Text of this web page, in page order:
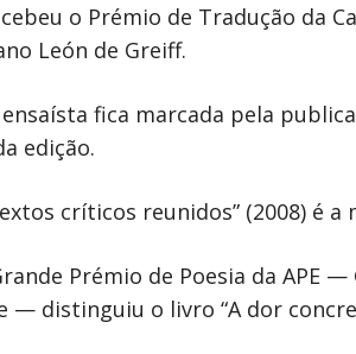
o Prémio de Tradução da
León de Greiff.
fica marcada pela
edição.
críticos reunidos” (2008) é
Prémio de Poesia da APE
— distinguiu o livro “A dor